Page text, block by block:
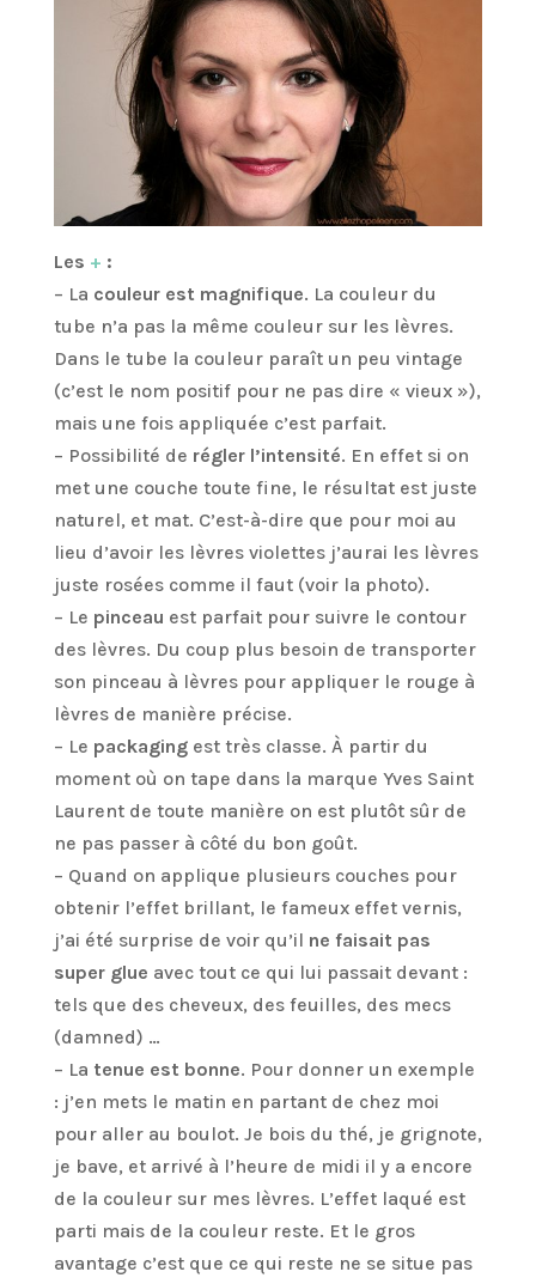
Les + :
– La couleur est magnifique. La couleur du
tube n’a pas la même couleur sur les lèvres.
Dans le tube la couleur paraît un peu vintage
(c’est le nom positif pour ne pas dire « vieux »),
mais une fois appliquée c’est parfait.
– Possibilité de régler l’intensité. En effet si on
met une couche toute fine, le résultat est juste
naturel, et mat. C’est-à-dire que pour moi au
lieu d’avoir les lèvres violettes j’aurai les lèvres
juste rosées comme il faut (voir la photo).
– Le pinceau est parfait pour suivre le contour
des lèvres. Du coup plus besoin de transporter
son pinceau à lèvres pour appliquer le rouge à
lèvres de manière précise.
– Le packagingest très classe. À partir du
moment où on tape dans la marque Yves Saint
Laurent de toute manière on est plutôt sûr de
ne pas passer à côté du bon goût.
– Quand on applique plusieurs couches pour
obtenir l’effet brillant, le fameux effet vernis,
j’ai été surprise de voir qu’il ne faisait pas
super glue avec tout ce qui lui passait devant :
tels que des cheveux, des feuilles, des mecs
(damned) …
– La tenue est bonne. Pour donner un exemple
: j’en mets le matin en partant de chez moi
pour aller au boulot. Je bois du thé, je grignote,
je bave, et arrivé à l’heure de midi il y a encore
de la couleur sur mes lèvres. L’effet laqué est
parti mais de la couleur reste. Et le gros
avantage c’est que ce qui reste ne se situe pas